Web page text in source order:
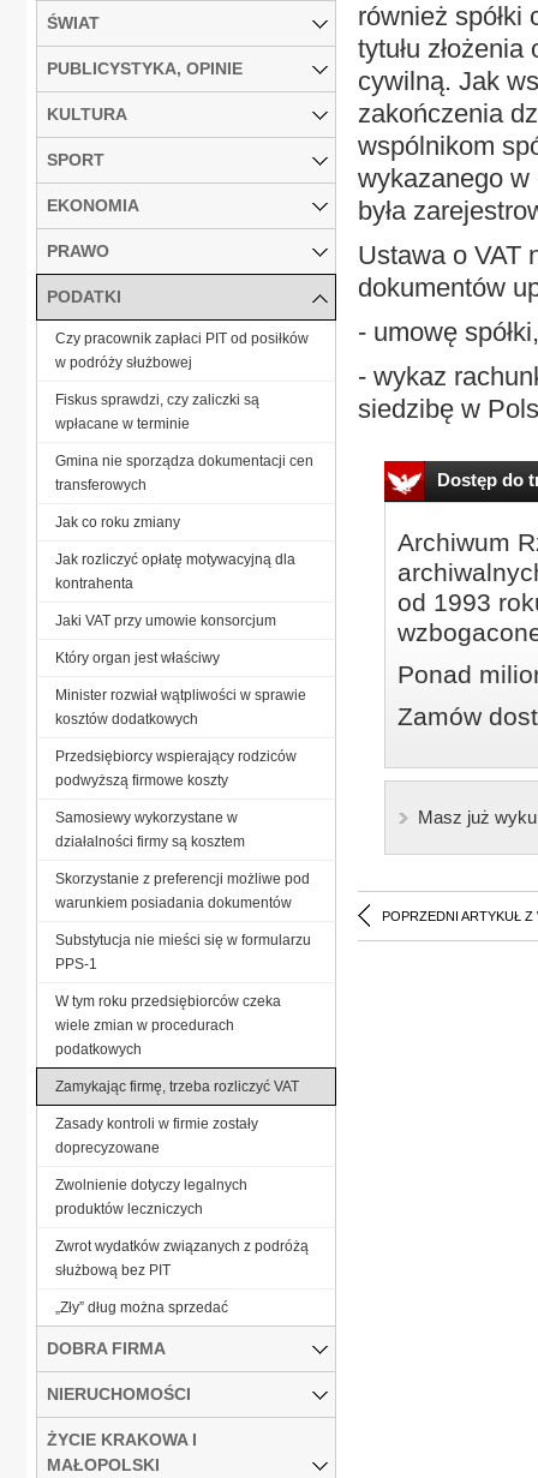
również spółki
tytułu
cywilną. Jak
zakończenia
wspólnikom
wykazanego w
była
Ustawa o VAT
dokumentów
- umowę
- wykaz
siedzibę w
Dostęp do
Archiwum
od 1993
Ponad
Zamów
Masz już
POPRZEDNI ARTYKUŁ Z
ŚWIAT
PUBLICYSTYKA, OPINIE
KULTURA
SPORT
EKONOMIA
PRAWO
PODATKI
Czy pracownik zapłaci PIT od posiłków
w podróży służbowej
Fiskus sprawdzi, czy zaliczki są
wpłacane w terminie
Gmina nie sporządza dokumentacji cen
transferowych
Jak co roku zmiany
Jak rozliczyć opłatę motywacyjną dla
kontrahenta
Jaki VAT przy umowie konsorcjum
Który organ jest właściwy
Minister rozwiał wątpliwości w sprawie
kosztów dodatkowych
Przedsiębiorcy wspierający rodziców
podwyższą firmowe koszty
Samosiewy wykorzystane w
działalności firmy są kosztem
Skorzystanie z preferencji możliwe pod
warunkiem posiadania dokumentów
Substytucja nie mieści się w formularzu
PPS-1
W tym roku przedsiębiorców czeka
wiele zmian w procedurach
podatkowych
Zamykając firmę, trzeba rozliczyć VAT
Zasady kontroli w firmie zostały
doprecyzowane
Zwolnienie dotyczy legalnych
produktów leczniczych
Zwrot wydatków związanych z podróżą
służbową bez PIT
„Zły” dług można sprzedać
DOBRA FIRMA
NIERUCHOMOŚCI
ŻYCIE KRAKOWA I
MAŁOPOLSKI